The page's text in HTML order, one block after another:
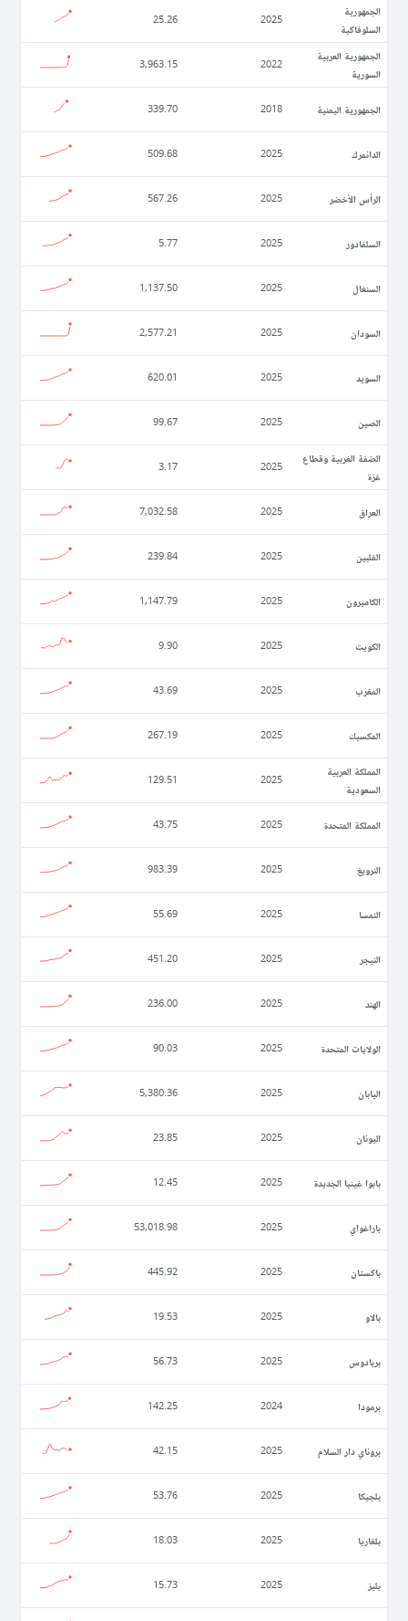
الجمهورية
السلوفاكية
2025
25.26
الجمهورية العربية
السورية
2022
3,963.15
الجمهورية اليمنية 2018
339.70
الدانمرك 2025
509.68
الرأس الأخضر 2025
567.26
السلفادور 2025
5.77
السنغال 2025
1,137.50
السودان 2025
2,577.21
السويد 2025
620.01
الصين 2025
99.67
الضفة الغربية وقطاع
غزة
2025
3.17
العراق 2025
7,032.58
الفلبين 2025
239.84
الكاميرون 2025
1,147.79
الكويت 2025
9.90
المغرب 2025
43.69
المكسيك 2025
267.19
المملكة العربية
السعودية
2025
129.51
المملكة المتحدة 2025
43.75
النرويغ 2025
983.39
النمسا 2025
55.69
النيجر 2025
451.20
الهند 2025
236.00
الولايات المتحدة 2025
90.03
اليابان 2025
5,380.36
اليونان 2025
23.85
بابوا غينيا الجديدة 2025
12.45
باراغواي 2025
53,018.98
باكستان 2025
445.92
بالاو 2025
19.53
بربادوس 2025
56.73
برمودا 2024
142.25
بروناي دار السلام 2025
42.15
بلجيكا 2025
53.76
بلغاريا 2025
18.03
بليز 2025
15.73